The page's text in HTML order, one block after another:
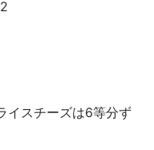
イスチーズは6等分ず